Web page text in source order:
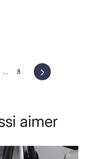
… 8 Suivant
aimer